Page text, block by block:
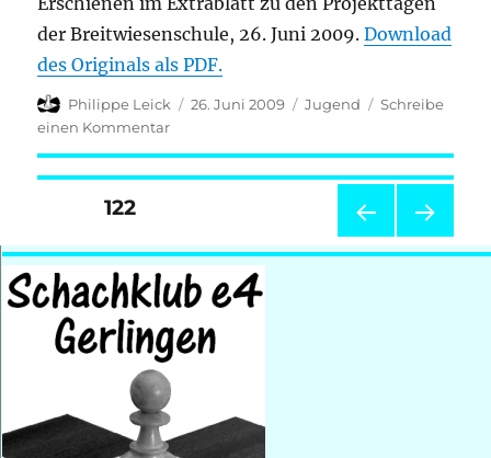
der Breitwiesenschule, 26. Juni 2009.Download
des Originals als PDF.
Autor
Philippe Leick
Veröffentlicht
26. Juni 2009 Kategorien
Jugend
Schreibe
einen Kommentarzu
in
Seitennummerierung
der
Beiträge
VOR
SEITE122
NÄC